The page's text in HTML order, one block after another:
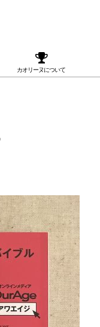
カオリーヌについて